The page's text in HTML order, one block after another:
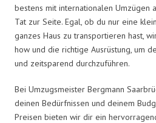
bestens mit internationalen Umzügen
Tat zur Seite. Egal, ob du nur eine
ganzes Haus zu transportieren hast,
how und die richtige Ausrüstung, um
und zeitsparend durchzuführen.
Bei Umzugsmeister Bergmann
deinen Bedürfnissen und deinem
Preisen bieten wir dir ein